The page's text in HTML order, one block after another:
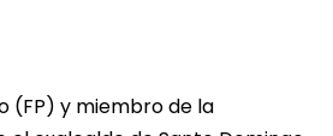
(FP) y miembro de la